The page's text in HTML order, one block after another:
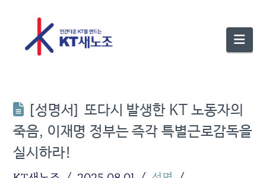
[성명서] 또다시 발생한 KT 노동자의
죽음, 이재명 정부는 즉각 특별근로감독을
실시하라!